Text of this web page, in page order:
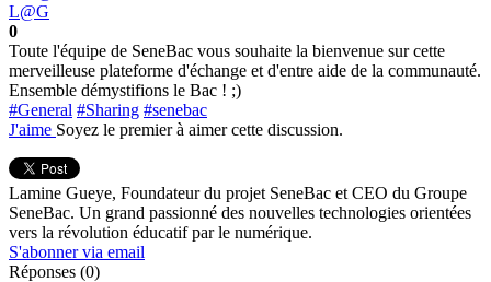
L@G
0
Toute l'équipe de SeneBac vous souhaite la bienvenue sur cette
merveilleuse plateforme d'échange et d'entre aide de la communauté.
Ensemble démystifions le Bac ! ;)
#General #Sharing #senebac
J'aime Soyez le premier à aimer cette discussion.
Lamine Gueye, Foundateur du projet SeneBac et CEO du Groupe
SeneBac. Un grand passionné des nouvelles technologies orientées
vers la révolution éducatif par le numérique.
S'abonner via email
Réponses (0)